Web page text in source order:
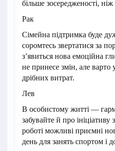
більше зосередженості, ніж
Рак
Сімейна підтримка буде
соромтесь звертатися за
з’явиться нова емоційна
не принесе змін, але варто
дрібних витрат.
Лев
В особистому житті —
забувайте й про
роботі можливі приємні
день для занять спортом і